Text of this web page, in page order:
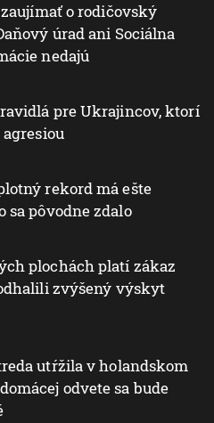
o rodičovský
úrad ani Sociálna
nedajú
pre Ukrajincov, ktorí
rekord má ešte
sa pôvodne zdalo
plochách platí zákaz
zvýšený výskyt
utŕžila v holandskom
odvete sa bude